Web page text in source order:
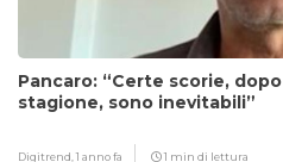
Pancaro: “Certe scorie,
stagione, sono inevitabili”
Digitrend,1 anno fa 1 min di lettura